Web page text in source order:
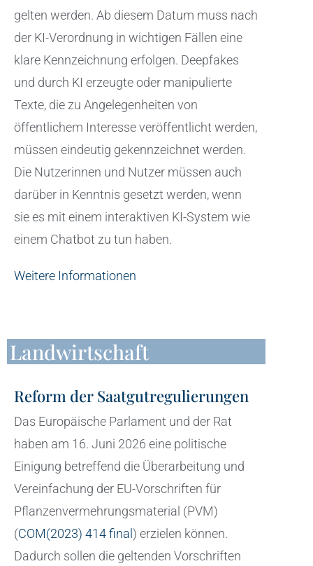
gelten werden. Ab diesem Datum muss nach
der KI-Verordnung in wichtigen Fällen eine
klare Kennzeichnung erfolgen. Deepfakes
und durch KI erzeugte oder manipulierte
Texte, die zu Angelegenheiten von
öffentlichem Interesse veröffentlicht werden,
müssen eindeutig gekennzeichnet werden.
Die Nutzerinnen und Nutzer müssen auch
darüber in Kenntnis gesetzt werden, wenn
sie es mit einem interaktiven KI-System wie
einem Chatbot zu tun haben.
Weitere Informationen
Landwirtschaft
Reform der Saatgutregulierungen
Das Europäische Parlament und der Rat
haben am 16. Juni 2026 eine politische
Einigung betreffend die Überarbeitung und
Vereinfachung der EU-Vorschriften für
Pflanzenvermehrungsmaterial (PVM)
(COM(2023) 414 final) erzielen können.
Dadurch sollen die geltenden Vorschriften